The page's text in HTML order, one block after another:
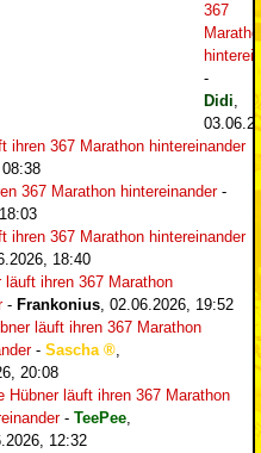
367
-
Didi,
ihren 367 Marathon hintereinander
367 Marathon hintereinander-
ihren 367 Marathon hintereinander
18:40
läuft ihren 367 Marathon
- Frankonius, 02.06.2026, 19:52
läuft ihren 367 Marathon
- Sascha
,
20:08
Hübner läuft ihren 367 Marathon
- TeePee,
12:32